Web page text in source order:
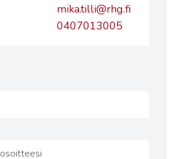
mika.tilli@rhg.fi
0407013005